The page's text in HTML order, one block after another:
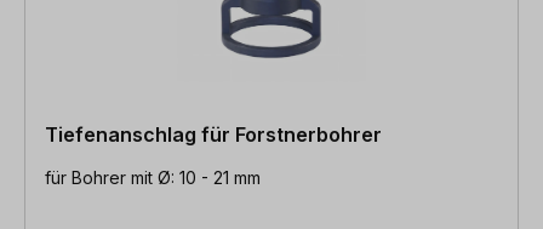
Tiefenanschlag für Forstnerbohrer
für Bohrer mit Ø: 10 - 21 mm